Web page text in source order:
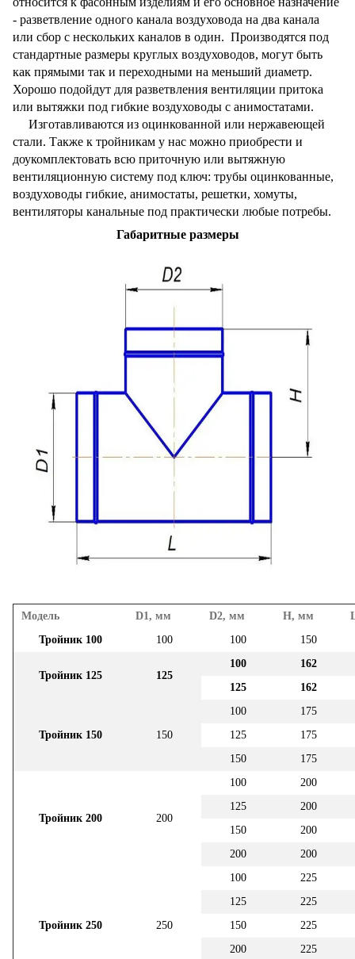
- разветвление одного канала воздуховода на два канала
или сбор с нескольких каналов в один. Производятся под
стандартные размеры круглых воздуховодов, могут быть
как прямыми так и переходными на меньший диаметр.
Хорошо подойдут для разветвления вентиляции притока
или вытяжки под гибкие воздуховоды с анимостатами.
Изготавливаются из оцинкованной или нержавеющей
стали. Также к тройникам у нас можно приобрести и
доукомплектовать всю приточную или вытяжную
вентиляционную систему под ключ: трубы оцинкованные,
воздуховоды гибкие, анимостаты, решетки, хомуты,
вентиляторы канальные под практически любые потребы.
Габаритные размеры
Модель D1, мм D2, мм H, мм
Тройник 100
100 100 150
Тройник 125 125
100
162
125
162
Тройник 150 150
100
175
125
175
150
175
Тройник 200 200
100
200
125
200
150
200
200
200
Тройник 250 250
100
225
125
225
150
225
200
225